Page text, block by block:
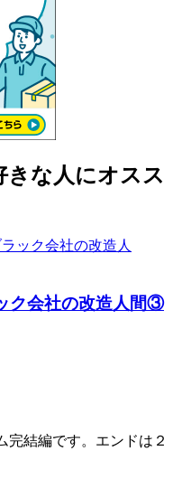
きな人にオスス
ク会社の改造人間③
完結編です。エンドは２